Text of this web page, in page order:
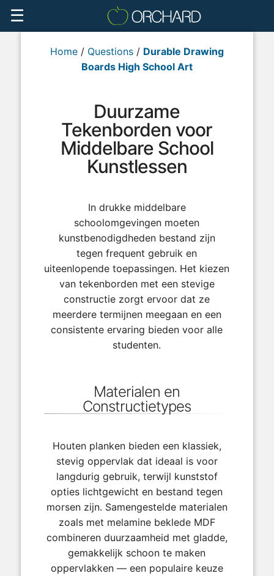
☰
Home/ Questions/ Durable Drawing
Boards High School Art
Duurzame
Tekenborden voor
Middelbare School
Kunstlessen
In drukke middelbare
schoolomgevingen moeten
kunstbenodigdheden bestand zijn
tegen frequent gebruik en
uiteenlopende toepassingen. Het kiezen
van tekenborden met een stevige
constructie zorgt ervoor dat ze
meerdere termijnen meegaan en een
consistente ervaring bieden voor alle
studenten.
Materialen en
Constructietypes
Houten planken bieden een klassiek,
stevig oppervlak dat ideaal is voor
langdurig gebruik, terwijl kunststof
opties lichtgewicht en bestand tegen
morsen zijn. Samengestelde materialen
zoals met melamine beklede MDF
combineren duurzaamheid met gladde,
gemakkelijk schoon te maken
oppervlakken — een populaire keuze